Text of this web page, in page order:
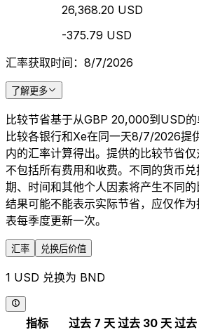
26,368.20 USD
-375.79 USD
汇率获取时间：8/7/2026
了解更多
比较节省基于从GBP 20,000到USD
比较各银行和Xe在同一天8/7/2026提
内的汇率计算得出。提供的比较节省
不包括所有费用和收费。不同的货币
期、时间和其他个人因素将产生不同
结果可能不能表示实际节省，应仅作
表每季度更新一次。
汇率 兑换后价值
1 USD 兑换为 BND
指标 过去 7 天 过去 30 天 过